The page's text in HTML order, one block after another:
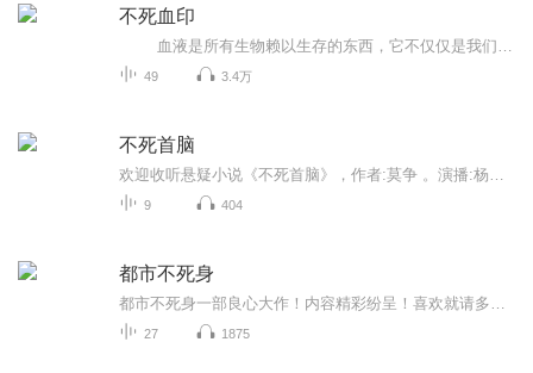
不死血印
49 3.4万
不死首脑
9 404
都市不死身
27 1875